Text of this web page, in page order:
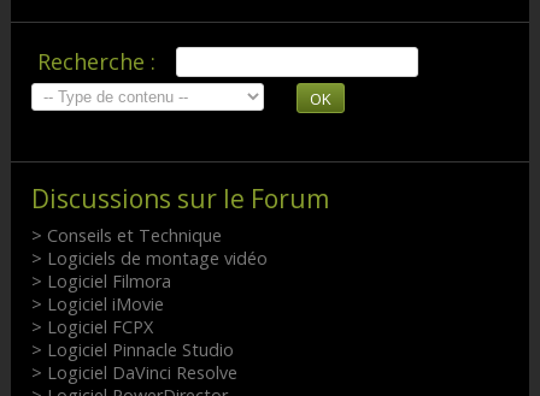
Recherche :
OK
Discussions sur le Forum
> Conseils et Technique
> Logiciels de montage vidéo
> Logiciel Filmora
> Logiciel iMovie
> Logiciel FCPX
> Logiciel Pinnacle Studio
> Logiciel DaVinci Resolve